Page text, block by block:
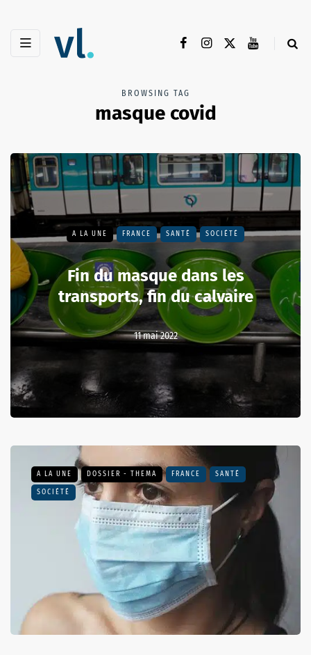
BROWSING TAG
masque covid
A LA UNE FRANCE SANTÉ SOCIÉTÉ
Fin du masque dans les
transports, fin du calvaire
11 mai 2022
A LA UNE DOSSIER - THEMA FRANCE SANTÉ
SOCIÉTÉ